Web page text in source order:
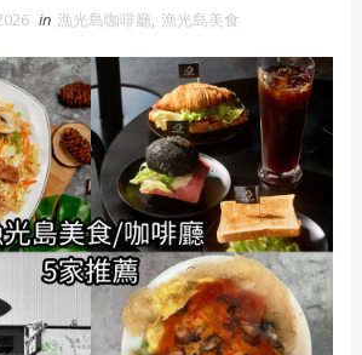
in 漁光島咖啡廳, 漁光島美食
維修冷氣
冷氣維修 官網
眼鏡蛇粉
眼鏡蛇粉膠囊
純蛇粉